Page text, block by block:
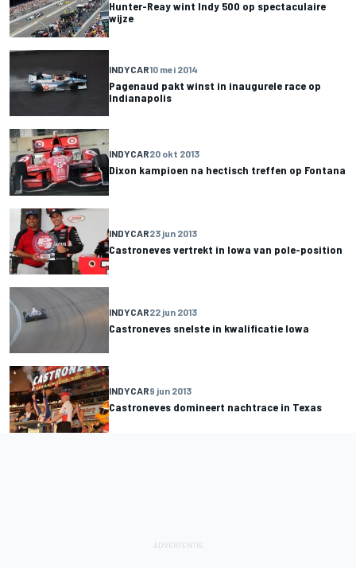
Hunter-Reay wint Indy 500 op spectaculaire
wijze
INDYCAR10 mei 2014
Pagenaud pakt winst in inaugurele race op
Indianapolis
INDYCAR20 okt 2013
Dixon kampioen na hectisch treffen op Fontana
INDYCAR23 jun 2013
Castroneves vertrekt in Iowa van pole-position
INDYCAR22 jun 2013
Castroneves snelste in kwalificatie Iowa
INDYCAR9 jun 2013
Castroneves domineert nachtrace in Texas